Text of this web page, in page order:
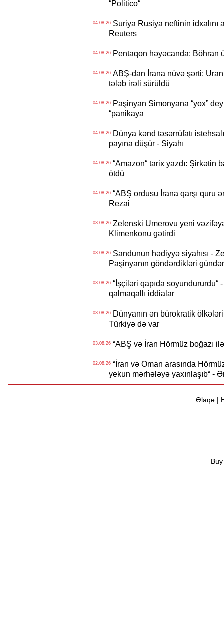
“Politico“
04.08.26Suriya Rusiya neftinin idxalını
Reuters
04.08.26Pentaqon həyəcanda: Böhran
04.08.26ABŞ-dan İrana nüvə şərti: Uran
tələb irəli sürüldü
04.08.26Paşinyan Simonyana “yox”
“panikaya
04.08.26Dünya kənd təsərrüfatı
payına düşür - Siyahı
04.08.26“Amazon“ tarix yazdı: Şirkətin
ötdü
04.08.26“ABŞ ordusu İrana qarşı quru
Rezai
03.08.26Zelenski Umerovu yeni
Klimenkonu gətirdi
03.08.26Sandunun hədiyyə siyahısı -
Paşinyanın göndərdikləri
03.08.26“İşçiləri qapıda soyundururdu“
qalmaqallı iddialar
03.08.26Dünyanın ən bürokratik ölkələri
Türkiyə də var
03.08.26“ABŞ və İran Hörmüz boğazı ilə
02.08.26“İran və Oman arasında
yekun mərhələyə yaxınlaşıb“ -
Əlaqə|